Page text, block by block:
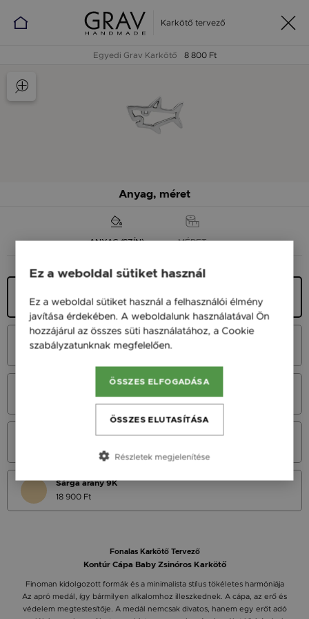
Karkötő tervező
Egyedi Grav Karkötő 8 800 Ft
Anyag, méret
ANYAG (SZÍN) MÉRET
5 900 Ft
Fehér Arany 14K
24 900 Ft
Vörös Arany 14K
Sárga Arany 14K
Sárga arany 9K
18 900 Ft
Fonalas Karkötő Tervező
Kontúr Cápa Baby Zsinóros Karkötő
Finoman kidolgozott formák és a minimalista stílus tökéletes harmóniája
Az apró medál, így bármilyen alkalomhoz illeszkednek. A cápa, az erő és
védelem megtestesítője. A medál nemcsak divatos, hanem egy erőt adó
Ez a weboldal sütiket használ
Ez a weboldal sütiket használ a felhasználói élmény
javítása érdekében. A weboldalunk használatával Ön
hozzájárul az összes süti használatához, a Cookie
szabályzatunknak megfelelően.
ÖSSZES ELFOGADÁSA
ÖSSZES ELUTASÍTÁSA
Részletek megjelenítése